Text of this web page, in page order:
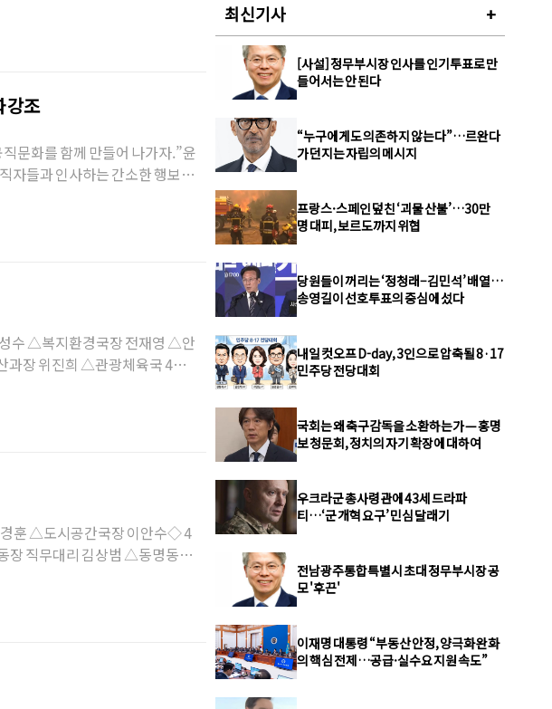
강조
문화를 함께 만들어 나가자.”윤
자들과 인사하는 간소한 행보로
수 △복지환경국장 전재영 △안
장 위진희 △관광체육국 4차
훈 △도시공간국장 이안수◇ 4
직무대리 김상범 △동명동장
최신기사 +
[사설] 정무부시장 인사를 인기투표로 만
들어서는 안 된다
“누구에게도 의존하지 않는다”…르완다
가 던지는 자립의 메시지
프랑스·스페인 덮친 ‘괴물 산불’…30만
명 대피, 보르도까지 위협
당원들이 꺼리는 ‘정청래–김민석’ 배열…
송영길이 선호투표의 중심에 섰다
내일 컷오프 D-day, 3인으로 압축될 8·17
민주당 전당대회
국회는 왜 축구감독을 소환하는가 — 홍명
보 청문회, 정치의 자기 확장에 대하여
우크라군 총사령관에 43세 드라파
티…‘군 개혁 요구’ 민심 달래기
전남광주통합특별시 초대 정무부시장 공
모 '후끈'
이재명 대통령 “부동산 안정, 양극화 완화
의 핵심 전제…공급·실수요 지원 속도”